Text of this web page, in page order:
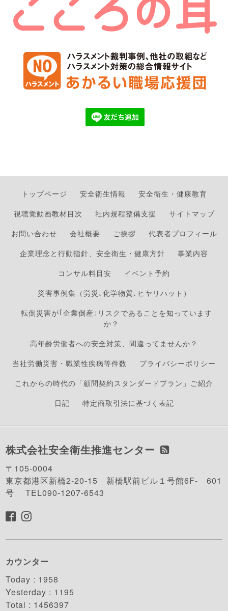
トップページ 安全衛生情報
安全衛生・健康教育
視聴覚動画教材目次
社内規程整備支援
サイトマップ
お問い合わせ
会社概要 ご挨拶
代表者プロフィール
企業理念と行動指針、安全衛生・健康方針
事業内容
コンサル料目安
イベント予約
災害事例集（労災､化学物質､ヒヤリハット）
転倒災害が｢企業倒産｣リスクであることを知っています
か？
高年齢労働者への安全対策、間違ってませんか？
当社労働災害・職業性疾病等件数
プライバシーポリシー
これからの時代の「顧問契約スタンダードプラン」ご紹介
日記
特定商取引法に基づく表記
株式会社安全衛生推進センター
〒105-0004
東京都港区新橋2-20-15 新橋駅前ビル１号館6F- 601
号 TEL090-1207-6543
カウンター
Today : 1958
Yesterday : 1195
Total : 1456397